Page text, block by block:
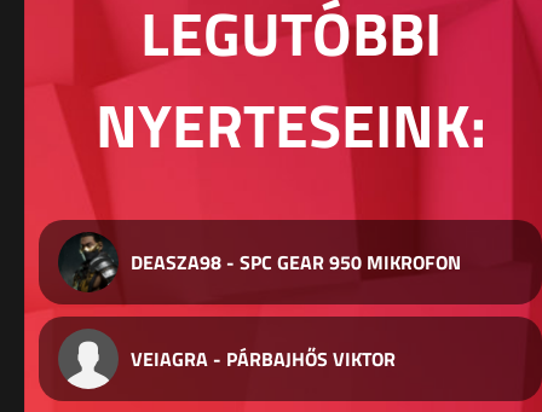
LEGUTÓBBI
NYERTESEINK:
DEASZA98 - SPC GEAR 950 MIKROFON
VEIAGRA - PÁRBAJHŐS VIKTOR